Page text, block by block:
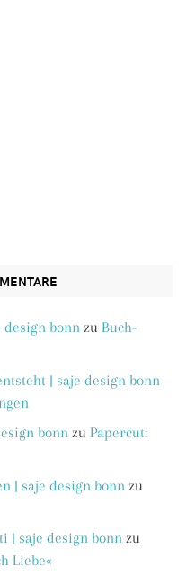
design bonn zu Buch-
| saje design bonn
bonn zu Papercut:
| saje design bonn zu
| saje design bonn zu
Liebe«